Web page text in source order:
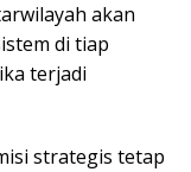
akan
di tiap
terjadi
strategis tetap